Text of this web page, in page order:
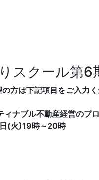
スクール第
方は下記項目をご入力く
ナブル不動産経営のプ
(火)19時～20時